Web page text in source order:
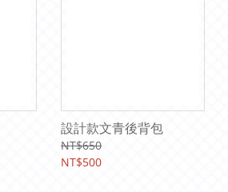
設計款文青後背包
NT$650
NT$500